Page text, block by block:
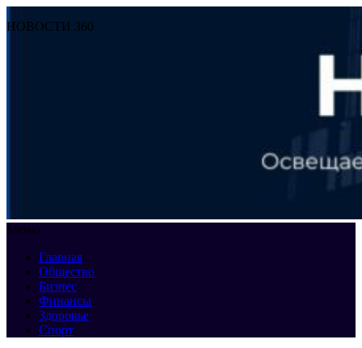
НОВОСТИ 360
Меню
Главная
Общество
Бизнес
Финансы
Здоровье
Спорт